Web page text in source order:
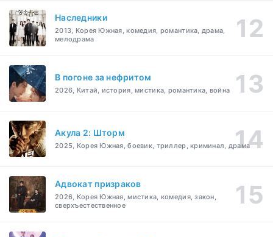
Наследники
2013, Корея Южная, комедия, романтика, драма,
мелодрама
В погоне за нефритом
2026, Китай, история, мистика, романтика, война
Акула 2: Шторм
2025, Корея Южная, боевик, триллер, криминал, драма
Адвокат призраков
2026, Корея Южная, мистика, комедия, закон,
сверхъестественное